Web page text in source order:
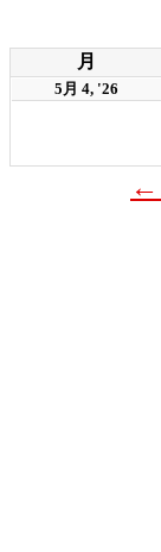
月
5月 4, '26
←